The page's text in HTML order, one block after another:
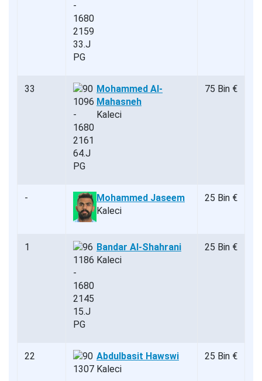
33
Mohammed Al-
Mahasneh
Kaleci
75 Bin €
-
Mohammed Jaseem
Kaleci
25 Bin €
1
Bandar Al-Shahrani
Kaleci
25 Bin €
22
Abdulbasit Hawswi
Kaleci
25 Bin €